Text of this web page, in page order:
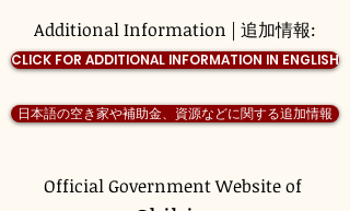
Additional Information | 追加情報:
CLICK FOR ADDITIONAL INFORMATION IN ENGLISH
Official Government Website of
日本語の空き家や補助金、資源などに関する追加情報